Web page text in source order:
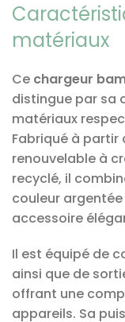
matériaux
Ce chargeur
distingue par sa
matériaux
Fabriqué à partir
renouvelable à
recyclé, il
couleur
accessoire
Il est équipé de
ainsi que de
offrant une
appareils. Sa